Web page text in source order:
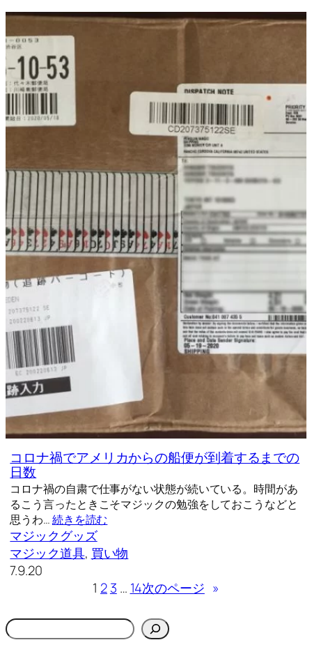
コロナ禍でアメリカからの船便が到着するまでの
日数
コロナ禍の自粛で仕事がない状態が続いている。時間があ
るこう言ったときこそマジックの勉強をしておこうなどと
思うわ…続きを読む
マジックグッズ
マジック道具, 買い物
7.9.20
1 23 … 14次のページ »
検